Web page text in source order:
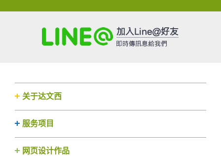
关于达文西
服务项目
网页设计作品